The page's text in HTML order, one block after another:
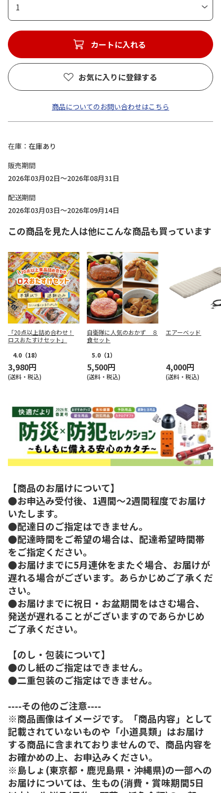
1
カートに入れる
お気に入りに登録する
商品についてのお問い合わせはこちら
在庫
在庫あり
販売期間
2026年03月02日～2026年08月31日
配送期間
2026年03月03日～2026年09月14日
この商品を見た人は他にこんな商品も買っています
「20点以上詰め合わせ！
ロスおたすけセット」
4.0 （18）
3,980円
(送料・税込)
自衛隊に人気のおかず ８
食セット
5.0 （1）
5,500円
(送料・税込)
エアーベッド
4,000円
(送料・税込)
【商品のお届けについて】
●お申込み受付後、1週間～2週間程度でお届け
いたします。
●配達日のご指定はできません。
●配達時間をご希望の場合は、配達希望時間帯
をご指定ください。
●お届けまでに5月連休をまたぐ場合、お届けが
遅れる場合がございます。あらかじめご了承くだ
さい。
●お届けまでに祝日・お盆期間をはさむ場合、
発送が遅れることがございますのであらかじめ
ご了承ください。
【のし・包装について】
●のし紙のご指定はできません。
●二重包装のご指定はできません。
----その他のご注意----
※商品画像はイメージです。「商品内容」として
記載されていないものや「小道具類」はお届け
する商品に含まれておりませんので、商品内容を
お確かめの上、お申込みください。
※島しょ(東京都・鹿児島県・沖縄県)の一部への
お届けについては、生もの(消費・賞味期間5日